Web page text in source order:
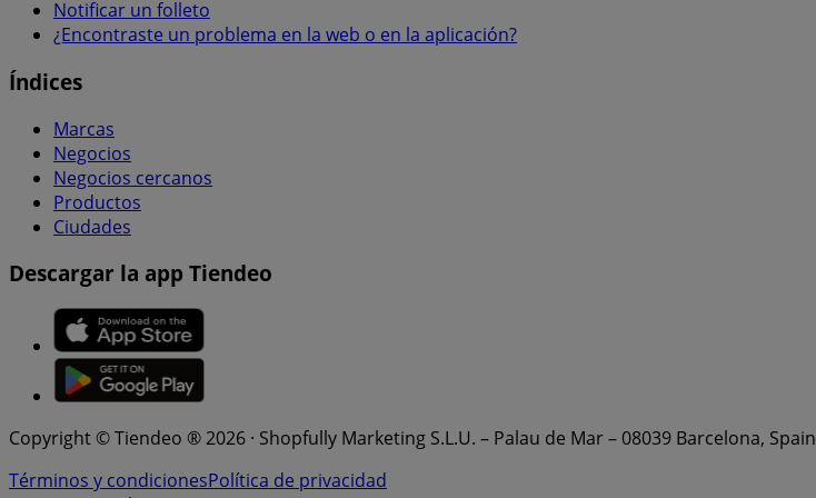
Notificar un folleto
¿Encontraste un problema en la web o en la aplicación?
Índices
Marcas
Negocios
Negocios cercanos
Productos
Ciudades
Descargar la app Tiendeo
Copyright © Tiendeo ® 2026 · Shopfully Marketing S.L.U. – Palau de Mar – 08039 Barcelona, Spain
Términos y condicionesPolítica de privacidad